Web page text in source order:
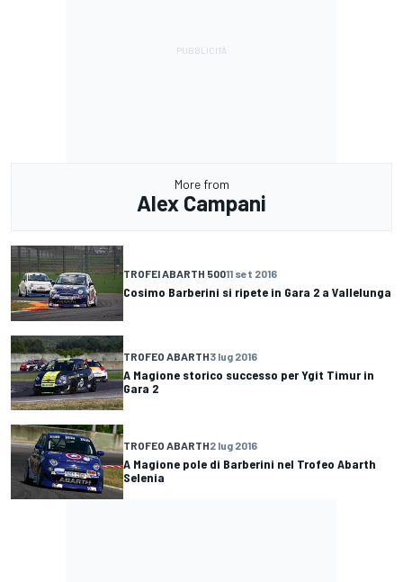
More from
Alex Campani
TROFEI ABARTH 50011 set 2016
Cosimo Barberini si ripete in Gara 2 a Vallelunga
TROFEO ABARTH3 lug 2016
A Magione storico successo per Ygit Timur in
Gara 2
TROFEO ABARTH2 lug 2016
A Magione pole di Barberini nel Trofeo Abarth
Selenia